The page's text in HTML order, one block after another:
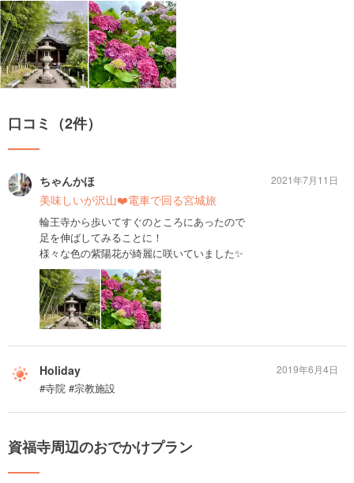
口コミ（2件）
ちゃんかほ
美味しいが沢山❤️電車で回る宮城旅
輪王寺から歩いてすぐのところにあったので
足を伸ばしてみることに！
様々な色の紫陽花が綺麗に咲いていました✨
2021年7月11日
Holiday
#寺院 #宗教施設
2019年6月4日
資福寺周辺のおでかけプラン